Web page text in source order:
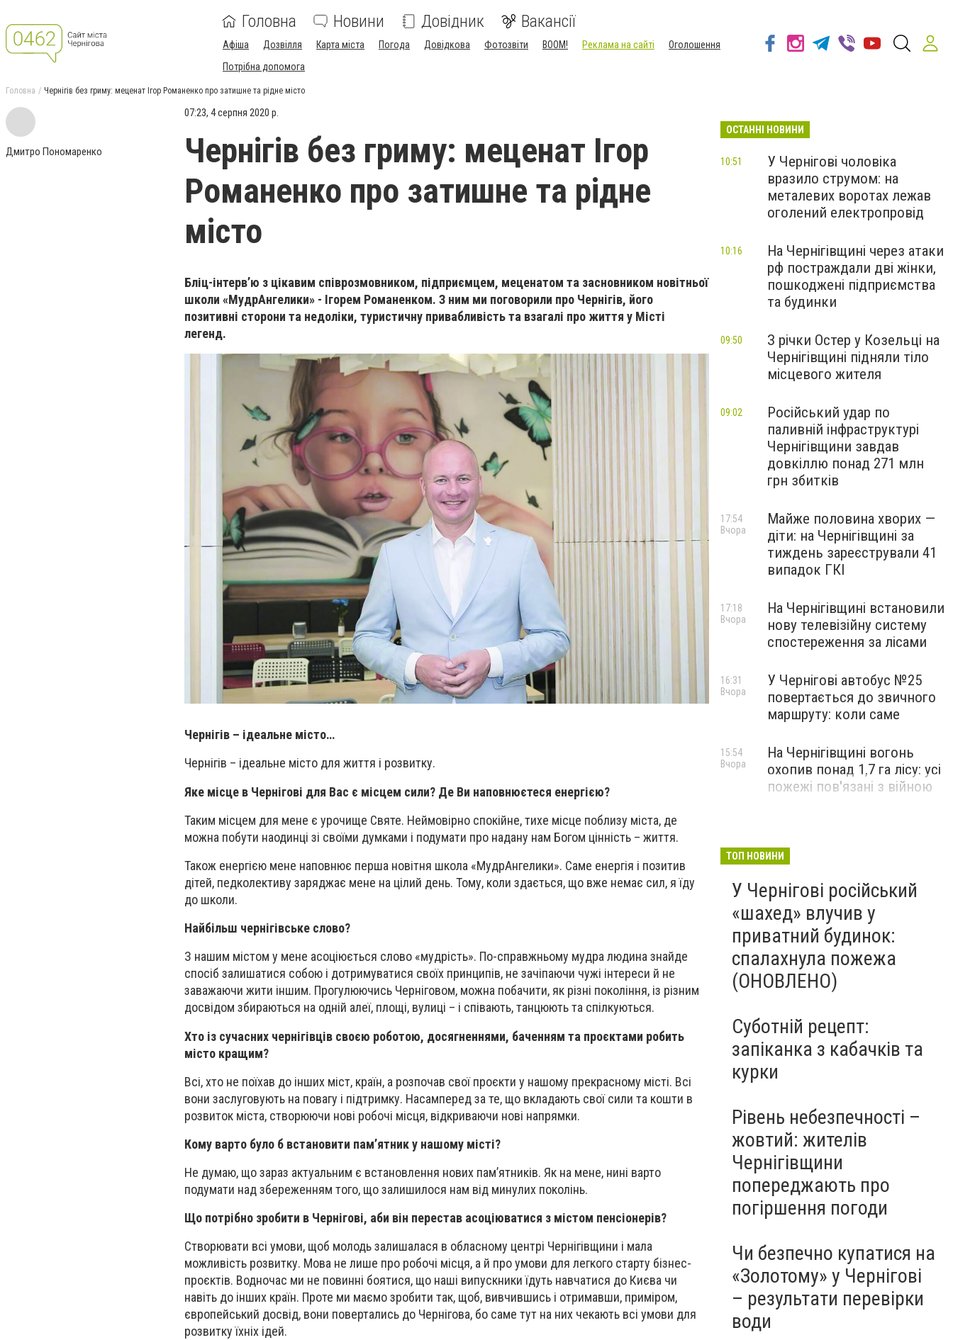
Головна Новини Довідник Вакансії
Афіша Дозвілля Карта міста Погода Довідкова Фотозвіти BOOM! Реклама на сайті
Оголошення
Потрібна допомога
Головна Чернігів без гриму: меценат Ігор Романенко про затишне та рідне місто
Дмитро Пономаренко
07:23, 4 серпня 2020 р.
Чернігів без гриму: меценат Ігор
Романенко про затишне та рідне
місто
Бліц-інтерв’ю з цікавим співрозмовником, підприємцем, меценатом та засновником новітньої
школи «МудрАнгелики» - Ігорем Романенком. З ним ми поговорили про Чернігів, його
позитивні сторони та недоліки, туристичну привабливість та взагалі про життя у Місті
легенд.
Чернігів – ідеальне місто…
Чернігів – ідеальне місто для життя і розвитку.
Яке місце в Чернігові для Вас є місцем сили? Де Ви наповнюєтеся енергією?
Таким місцем для мене є урочище Святе. Неймовірно спокійне, тихе місце поблизу міста, де
можна побути наодинці зі своїми думками і подумати про надану нам Богом цінність – життя.
Також енергією мене наповнює перша новітня школа «МудрАнгелики». Саме енергія і позитив
дітей, педколективу заряджає мене на цілий день. Тому, коли здається, що вже немає сил, я їду
до школи.
Найбільш чернігівське слово?
З нашим містом у мене асоціюється слово «мудрість». По-справжньому мудра людина знайде
спосіб залишатися собою і дотримуватися своїх принципів, не зачіпаючи чужі інтереси й не
заважаючи жити іншим. Прогулюючись Черніговом, можна побачити, як різні покоління, із різним
досвідом збираються на одній алеї, площі, вулиці – і співають, танцюють та спілкуються.
Хто із сучасних чернігівців своєю роботою, досягненнями, баченням та проєктами робить
місто кращим?
Всі, хто не поїхав до інших міст, країн, а розпочав свої проєкти у нашому прекрасному місті. Всі
вони заслуговують на повагу і підтримку. Насамперед за те, що вкладають свої сили та кошти в
розвиток міста, створюючи нові робочі місця, відкриваючи нові напрямки.
Кому варто було б встановити пам’ятник у нашому місті?
Не думаю, що зараз актуальним є встановлення нових пам’ятників. Як на мене, нині варто
подумати над збереженням того, що залишилося нам від минулих поколінь.
Що потрібно зробити в Чернігові, аби він перестав асоціюватися з містом пенсіонерів?
Створювати всі умови, щоб молодь залишалася в обласному центрі Чернігівщини і мала
можливість розвитку. Мова не лише про робочі місця, а й про умови для легкого старту бізнес-
проєктів. Водночас ми не повинні боятися, що наші випускники їдуть навчатися до Києва чи
навіть до інших країн. Проте ми маємо зробити так, щоб, вивчившись і отримавши, приміром,
європейський досвід, вони повертались до Чернігова, бо саме тут на них чекають всі умови для
розвитку їхніх ідей.
ОСТАННІ НОВИНИ
У Чернігові чоловіка
вразило струмом: на
металевих воротах лежав
оголений електропровід
10:51
На Чернігівщині через атаки
рф постраждали дві жінки,
пошкоджені підприємства
та будинки
10:16
З річки Остер у Козельці на
Чернігівщині підняли тіло
місцевого жителя
09:50
Російський удар по
паливній інфраструктурі
Чернігівщини завдав
довкіллю понад 271 млн
грн збитків
09:02
Майже половина хворих —
діти: на Чернігівщині за
тиждень зареєстрували 41
випадок ГКІ
17:54
Вчора
На Чернігівщині встановили
нову телевізійну систему
спостереження за лісами
17:18
Вчора
У Чернігові автобус №25
повертається до звичного
маршруту: коли саме
16:31
Вчора
На Чернігівщині вогонь
охопив понад 1,7 га лісу: усі
пожежі пов'язані з війною
15:54
Вчора
ТОП НОВИНИ
У Чернігові російський
«шахед» влучив у
приватний будинок:
спалахнула пожежа
(ОНОВЛЕНО)
Суботній рецепт:
запіканка з кабачків та
курки
Рівень небезпечності –
жовтий: жителів
Чернігівщини
попереджають про
погіршення погоди
Чи безпечно купатися на
«Золотому» у Чернігові
– результати перевірки
води